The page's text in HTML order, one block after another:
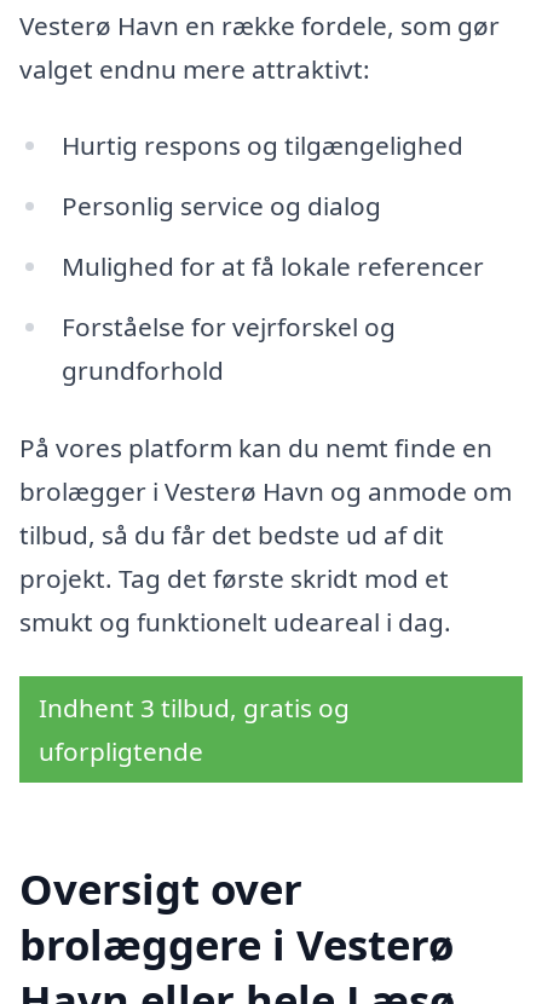
Vesterø Havn en række fordele, som gør
valget endnu mere attraktivt:
Hurtig respons og tilgængelighed
Personlig service og dialog
Mulighed for at få lokale referencer
Forståelse for vejrforskel og
grundforhold
På vores platform kan du nemt finde en
brolægger i Vesterø Havn og anmode om
tilbud, så du får det bedste ud af dit
projekt. Tag det første skridt mod et
smukt og funktionelt udeareal i dag.
Indhent 3 tilbud, gratis og
uforpligtende
Oversigt over
brolæggere i Vesterø